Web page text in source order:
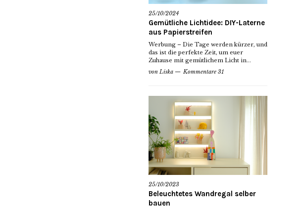
25/10/2024
Gemütliche Lichtidee: DIY-Laterne
aus Papierstreifen
Werbung – Die Tage werden kürzer, und
das ist die perfekte Zeit, um euer
Zuhause mit gemütlichem Licht in...
von Liska Kommentare 31
25/10/2023
Beleuchtetes Wandregal selber
bauen